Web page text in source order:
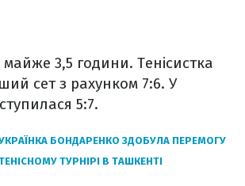
3,5 години. Тенісистка
сет з рахунком 7:6. У
5:7.
БОНДАРЕНКО ЗДОБУЛА ПЕРЕМОГУ
ТУРНІРІ В ТАШКЕНТІ